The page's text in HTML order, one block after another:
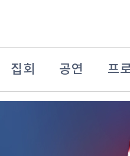
집회 공연 프